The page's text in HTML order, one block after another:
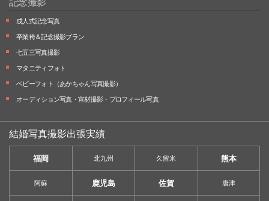
成人式記念写真
卒業袴＆記念撮影プラン
七五三写真撮影
マタニティフォト
ベビーフォト （あかちゃん写真撮影）
オーディション写真・ 宣材撮影・ プロフィール写真
結婚写真撮影出張実績
福岡 北九州 久留米 熊本
阿蘇 鹿児島 佐賀 唐津